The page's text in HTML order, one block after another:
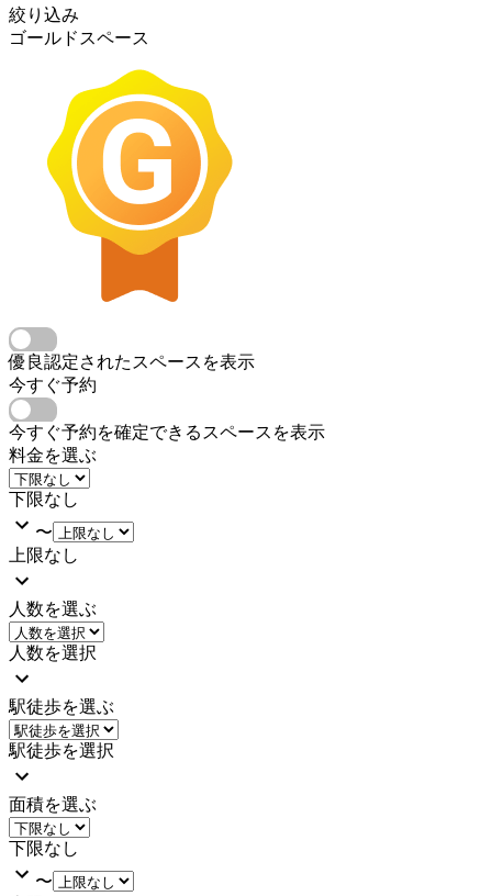
絞り込み
ゴールドスペース
優良認定されたスペースを表示
今すぐ予約
今すぐ予約を確定できるスペースを表示
料金を選ぶ
下限なし
〜
上限なし
人数を選ぶ
人数を選択
駅徒歩を選ぶ
駅徒歩を選択
面積を選ぶ
下限なし
〜